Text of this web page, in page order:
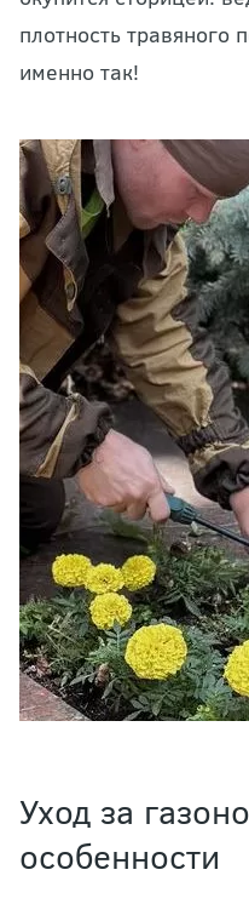
плотность травяного
именно так!
Уход за
особенности